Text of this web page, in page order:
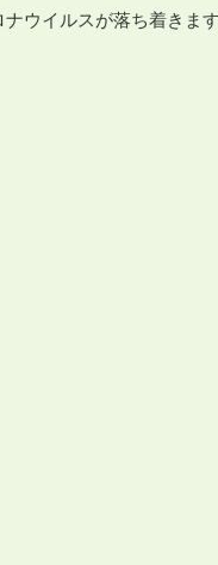
ウイルスが落ち着きま